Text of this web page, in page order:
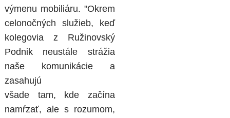
výmenu mobiliáru. "Okrem
celonočných služieb, keď
kolegovia z Ružinovský
Podnik neustále strážia
naše komunikácie a
zasahujú
všade tam, kde začína
namŕzať, ale s rozumom,